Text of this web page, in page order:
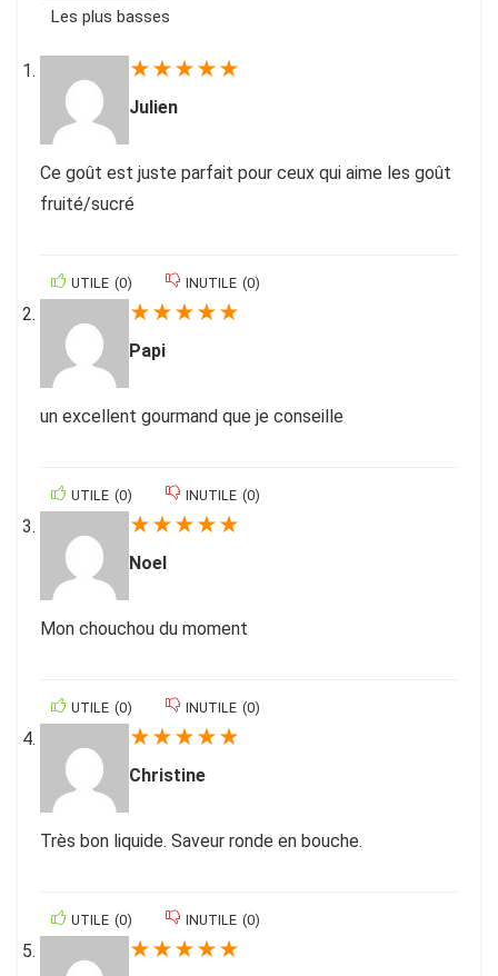
Les plus basses
★★★★★
Julien
Ce goût est juste parfait pour ceux qui aime les goût
fruité/sucré
UTILE (0) INUTILE (0)
★★★★★
Papi
un excellent gourmand que je conseille
UTILE (0) INUTILE (0)
★★★★★
Noel
Mon chouchou du moment
UTILE (0) INUTILE (0)
★★★★★
Christine
Très bon liquide. Saveur ronde en bouche.
UTILE (0) INUTILE (0)
★★★★★